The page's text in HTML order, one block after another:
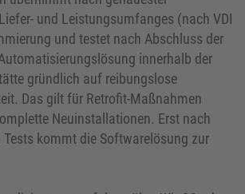
und Leistungsumfanges (nach VDI
und testet nach Abschluss der
innerhalb der
gründlich auf reibungslose
Das gilt für Retrofit-Maßnahmen
Neuinstallationen. Erst nach
Tests kommt die Softwarelösung zur